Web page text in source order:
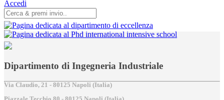
Accedi
Dipartimento di Ingegneria Industriale
Via Claudio, 21 - 80125 Napoli (Italia)